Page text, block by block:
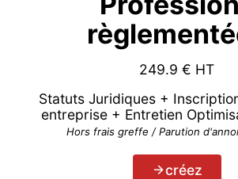
249.9 € HT
Statuts Juridiques +
entreprise + Entretien
Hors frais greffe / Parution
créez